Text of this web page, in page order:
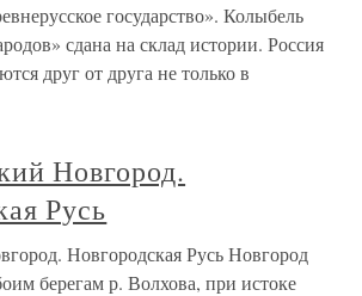
государство». Колыбель
сдана на склад истории. Россия
друг от друга не только в
Новгород.
Русь
Новгородская Русь Новгород
берегам р. Волхова, при истоке